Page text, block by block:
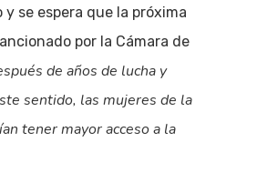
se espera que la próxima
por la Cámara de
de años de lucha y
sentido, las mujeres de la
tener mayor acceso a la